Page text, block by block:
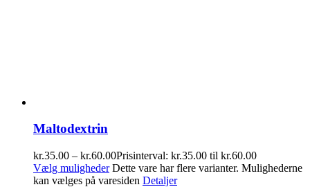
Maltodextrin
kr.35.00 – kr.60.00Prisinterval: kr.35.00 til kr.60.00
Vælg muligheder Dette vare har flere varianter. Mulighederne
kan vælges på varesiden Detaljer